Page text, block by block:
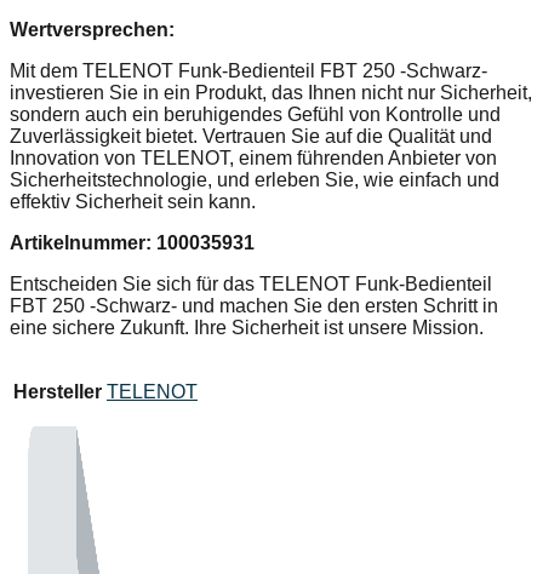
Wertversprechen:
Mit dem TELENOT Funk-Bedienteil FBT 250 -Schwarz-
investieren Sie in ein Produkt, das Ihnen nicht nur Sicherheit,
sondern auch ein beruhigendes Gefühl von Kontrolle und
Zuverlässigkeit bietet. Vertrauen Sie auf die Qualität und
Innovation von TELENOT, einem führenden Anbieter von
Sicherheitstechnologie, und erleben Sie, wie einfach und
effektiv Sicherheit sein kann.
Artikelnummer: 100035931
Entscheiden Sie sich für das TELENOT Funk-Bedienteil
FBT 250 -Schwarz- und machen Sie den ersten Schritt in
eine sichere Zukunft. Ihre Sicherheit ist unsere Mission.
Hersteller TELENOT